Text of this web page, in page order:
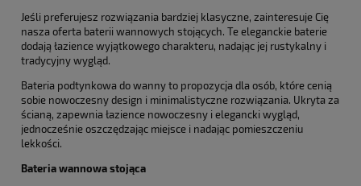
Jeśli preferujesz rozwiązania bardziej klasyczne, zainteresuje Cię
nasza oferta baterii wannowych stojących. Te eleganckie baterie
dodają łazience wyjątkowego charakteru, nadając jej rustykalny i
tradycyjny wygląd.
Bateria podtynkowa do wanny to propozycja dla osób, które cenią
sobie nowoczesny design i minimalistyczne rozwiązania. Ukryta za
ścianą, zapewnia łazience nowoczesny i elegancki wygląd,
jednocześnie oszczędzając miejsce i nadając pomieszczeniu
lekkości.
Bateria wannowa stojąca